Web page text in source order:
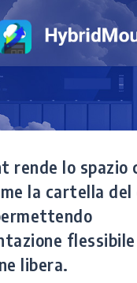
rende lo spazio
la cartella
flessibile
libera.